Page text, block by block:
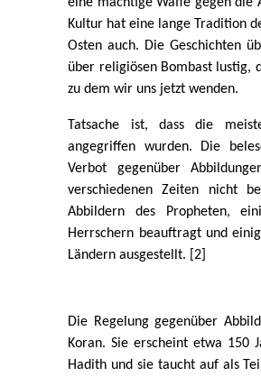
Kultur hat eine lange Tradition
Osten auch. Die Geschichten
über religiösen Bombast lustig,
zu dem wir uns jetzt wenden.
Tatsache ist, dass die
angegriffen wurden. Die
Verbot gegenüber
verschiedenen Zeiten nicht
Abbildern des Propheten,
Herrschern beauftragt und
Ländern ausgestellt. [2]
Die Regelung gegenüber
Koran. Sie erscheint etwa 150
Hadith und sie taucht auf als